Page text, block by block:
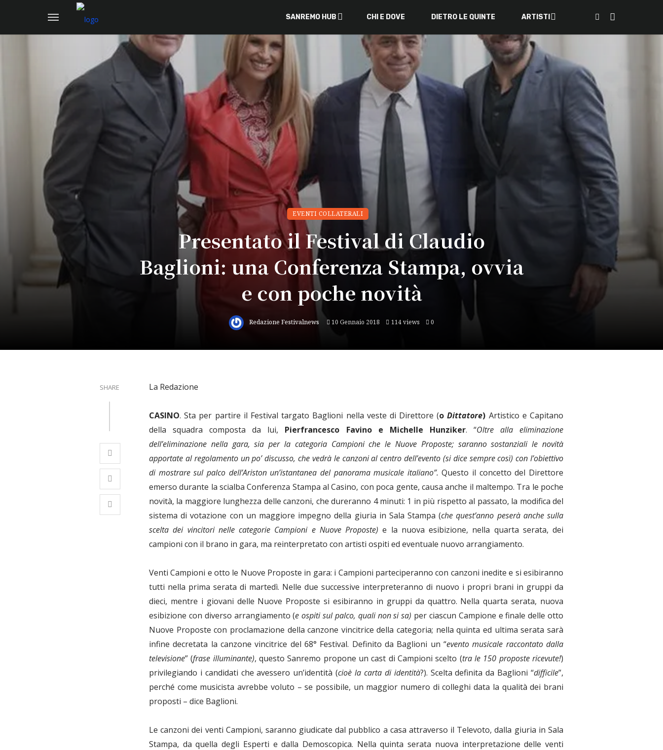
SANREMO HUB CHI E DOVE DIETRO LE QUINTE ARTISTI
EVENTI COLLATERALI
Presentato il Festival di Claudio
Baglioni: una Conferenza Stampa, ovvia
e con poche novità
Redazione Festivalnews 10 Gennaio 2018 114 views 0
SHARE La Redazione
CASINO. Sta per partire il Festival targato Baglioni nella veste di Direttore (oDittatore) Artistico e Capitano
della squadra composta da lui, Pierfrancesco Favino e Michelle Hunziker. “Oltre alla eliminazione
dell’eliminazione nella gara, sia per la categoria Campioni che le Nuove Proposte; saranno sostanziali le novità
apportate al regolamento un po’ discusso, che vedrà le canzoni al centro dell’evento (si dice sempre così) con l’obiettivo
di mostrare sul palco dell’Ariston un’istantanea del panorama musicale italiano”.Questo il concetto del Direttore
emerso durante la scialba Conferenza Stampa al Casino, con poca gente, causa anche il maltempo. Tra le poche
novità, la maggiore lunghezza delle canzoni, che dureranno 4 minuti: 1 in più rispetto al passato, la modifica del
sistema di votazione con un maggiore impegno della giuria in Sala Stampa (che quest’anno peserà anche sulla
scelta dei vincitori nelle categorie Campioni e Nuove Proposte)e la nuova esibizione, nella quarta serata, dei
campioni con il brano in gara, ma reinterpretato con artisti ospiti ed eventuale nuovo arrangiamento.
Venti Campioni e otto le Nuove Proposte in gara: i Campioni parteciperanno con canzoni inedite e si esibiranno
tutti nella prima serata di martedì. Nelle due successive interpreteranno di nuovo i propri brani in gruppi da
dieci, mentre i giovani delle Nuove Proposte si esibiranno in gruppi da quattro. Nella quarta serata, nuova
esibizione con diverso arrangiamento (e ospiti sul palco, quali non si sa) per ciascun Campione e finale delle otto
Nuove Proposte con proclamazione della canzone vincitrice della categoria; nella quinta ed ultima serata sarà
infine decretata la canzone vincitrice del 68° Festival. Definito da Baglioni un “evento musicale raccontato dalla
televisione” (frase illuminante), questo Sanremo propone un cast di Campioni scelto (tra le 150 proposte ricevute!)
privilegiando i candidati che avessero un’identità (cioè la carta di identità?). Scelta definita da Baglioni “difficile”,
perché come musicista avrebbe voluto – se possibile, un maggior numero di colleghi data la qualità dei brani
proposti – dice Baglioni.
Le canzoni dei venti Campioni, saranno giudicate dal pubblico a casa attraverso il Televoto, dalla giuria in Sala
Stampa, da quella degli Esperti e dalla Demoscopica. Nella quinta serata nuova interpretazione delle venti